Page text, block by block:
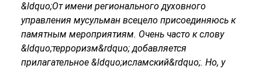
&ldquo;От имени регионального духовного
управления мусульман всецело присоединяюсь к
памятным мероприятиям. Очень часто к слову
&ldquo;терроризм&rdquo; добавляется
прилагательное &ldquo;исламский&rdquo;. Но, у